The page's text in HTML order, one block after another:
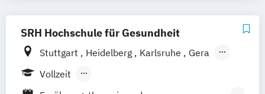
SRH Hochschule für Gesundheit
Stuttgart Heidelberg Karlsruhe
Gera
Düsseldorf
Vollzeit
Berufsbegleitendes Präsenzstudium